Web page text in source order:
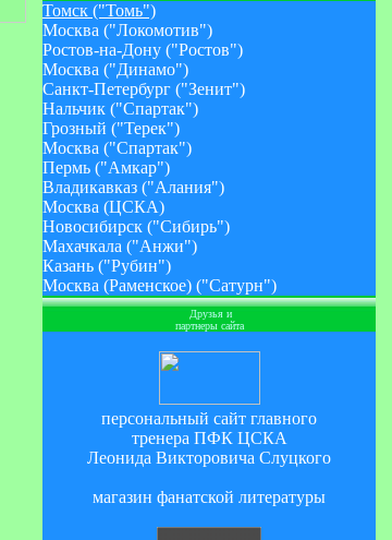
Томск ("Томь")
Москва ("Локомотив")
Ростов-на-Дону ("Ростов")
Москва ("Динамо")
Санкт-Петербург ("Зенит")
Нальчик ("Спартак")
Грозный ("Терек")
Москва ("Спартак")
Пермь ("Амкар")
Владикавказ ("Алания")
Москва (ЦСКА)
Новосибирск ("Сибирь")
Махачкала ("Анжи")
Казань ("Рубин")
Москва (Раменское) ("Сатурн")
Друзья и
партнеры сайта
персональный сайт главного
тренера ПФК ЦСКА
Леонида Викторовича Слуцкого
магазин фанатской литературы